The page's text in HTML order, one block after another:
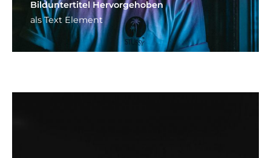
Bild­unter­titel Hervorgehoben
als Text Element